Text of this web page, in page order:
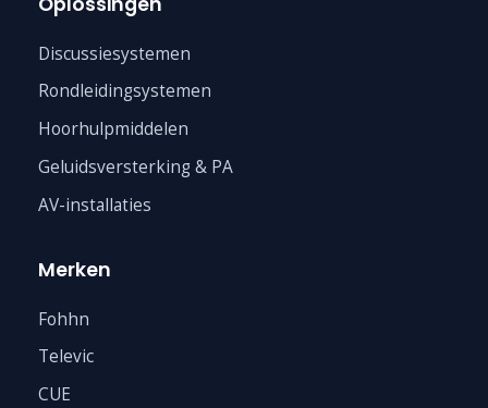
Discussiesystemen
Rondleidingsystemen
Hoorhulpmiddelen
Geluidsversterking & PA
AV-installaties
Merken
Fohhn
Televic
CUE